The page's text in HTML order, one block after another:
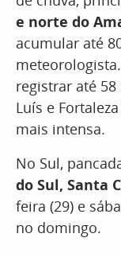
e norte do
acumular até
registrar até
Luís e
mais intensa.
No Sul,
do Sul, Santa
feira (29) e
no domingo.